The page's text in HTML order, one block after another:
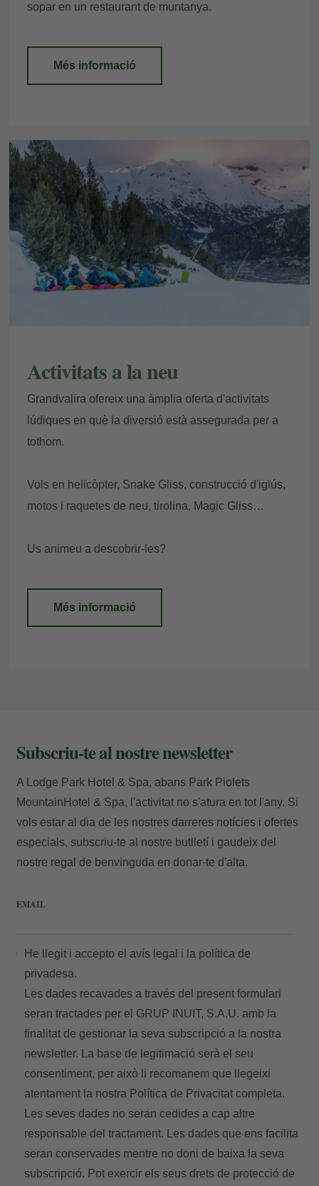
sopar en un restaurant de muntanya.
Més informació
Activitats a la neu
Grandvalira ofereix una àmplia oferta d'activitats
lúdiques en què la diversió està assegurada per a
tothom.
Vols en helicòpter, Snake Gliss, construcció d'iglús,
motos i raquetes de neu, tirolina, Magic Gliss…
Us animeu a descobrir-les?
Més informació
Subscriu-te al nostre newsletter
A Lodge Park Hotel & Spa, abans Park Piolets
MountainHotel & Spa, l'activitat no s'atura en tot l'any. Si
vols estar al dia de les nostres darreres notícies i ofertes
especials, subscriu-te al nostre butlletí i gaudeix del
nostre regal de benvinguda en donar-te d'alta.
EMAIL
He llegit i accepto el avís legal i la política de
privadesa.
Les dades recavades a través del present formulari
seran tractades per el GRUP INUIT, S.A.U. amb la
finalitat de gestionar la seva subscripció a la nostra
newsletter. La base de legitimació serà el seu
consentiment, per això li recomanem que llegeixi
atentament la nostra Política de Privacitat completa.
Les seves dades no seran cedides a cap altre
responsable del tractament. Les dades que ens facilita
seran conservades mentre no doni de baixa la seva
subscripció. Pot exercir els seus drets de protecció de